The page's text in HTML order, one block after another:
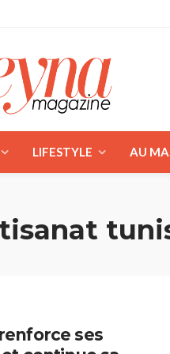
LIFESTYLE AU
ses